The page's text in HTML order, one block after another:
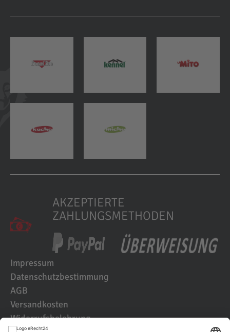
AKZEPTIERTE
ZAHLUNGSMETHODEN
Impressum
Datenschutzbestimmung
AGB
Versandkosten
Widerrufsbelehrung